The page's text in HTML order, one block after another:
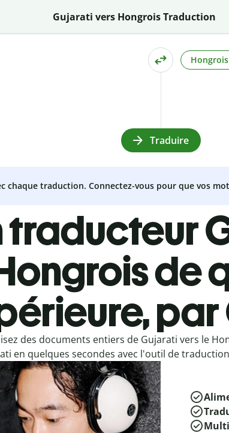
Gujarati vers Hongrois Traduction
Hongrois
Traduire
chaque traduction. Connectez-vous pour que vos
traducteur
de
des documents entiers de Gujarati vers le
en quelques secondes avec l'outil de